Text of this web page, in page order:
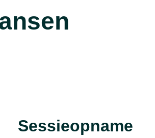
Sessieopname